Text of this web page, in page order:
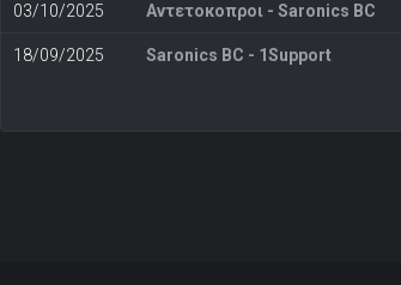
03/10/2025 Αντετοκοπροι - Saronics BC
18/09/2025 Saronics BC - 1Support